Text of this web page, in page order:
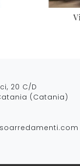
20 C/D
(Catania)